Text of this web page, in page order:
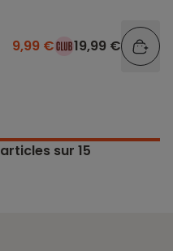
9,99 € 19,99 €
articles sur 15